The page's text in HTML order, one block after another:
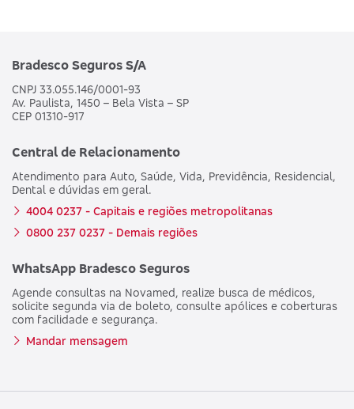
Bradesco Seguros S/A
CNPJ 33.055.146/0001-93
Av. Paulista, 1450 – Bela Vista – SP
CEP 01310-917
Central de Relacionamento
Atendimento para Auto, Saúde, Vida, Previdência, Residencial,
Dental e dúvidas em geral.
4004 0237 - Capitais e regiões metropolitanas
0800 237 0237 - Demais regiões
WhatsApp Bradesco Seguros
Agende consultas na Novamed, realize busca de médicos,
solicite segunda via de boleto, consulte apólices e coberturas
com facilidade e segurança.
Mandar mensagem